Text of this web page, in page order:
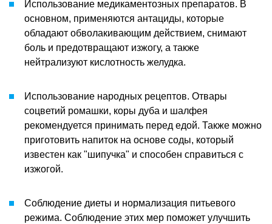
Использование медикаментозных препаратов. В
основном, применяются антациды, которые
обладают обволакивающим действием, снимают
боль и предотвращают изжогу, а также
нейтрализуют кислотность желудка.
Использование народных рецептов. Отвары
соцветий ромашки, коры дуба и шалфея
рекомендуется принимать перед едой. Также можно
приготовить напиток на основе соды, который
известен как "шипучка" и способен справиться с
изжогой.
Соблюдение диеты и нормализация питьевого
режима. Соблюдение этих мер поможет улучшить